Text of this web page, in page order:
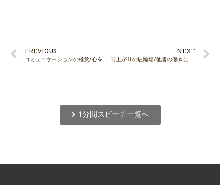
PREVIOUS
コミュニケーションの極意/心をこめて挨拶をしましょう
NEXT
雨上がりの駐輪場/他者の働きに感謝しましょう
1分間スピーチ一覧へ